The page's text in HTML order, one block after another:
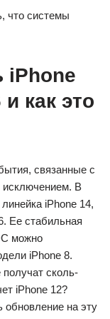
что системы
iPhone
как это
связанные с
исключением. В
iPhone 14,
Ее стабильная
можно
iPhone 8.
сколь-
iPhone 12?
обновление на эту